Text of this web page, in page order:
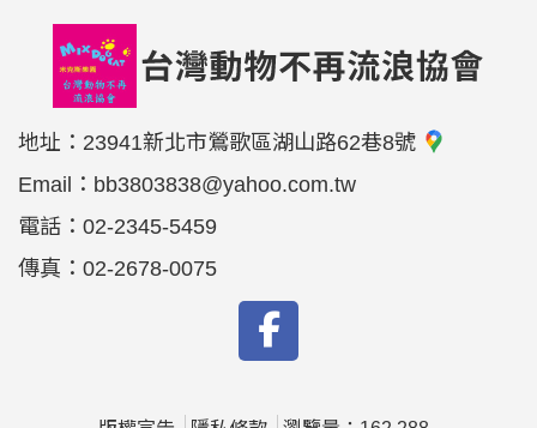
地址： 23941新北市鶯歌區湖山路62巷8號
Email： bb3803838@yahoo.com.tw
電話： 02-2345-5459
傳真： 02-2678-0075